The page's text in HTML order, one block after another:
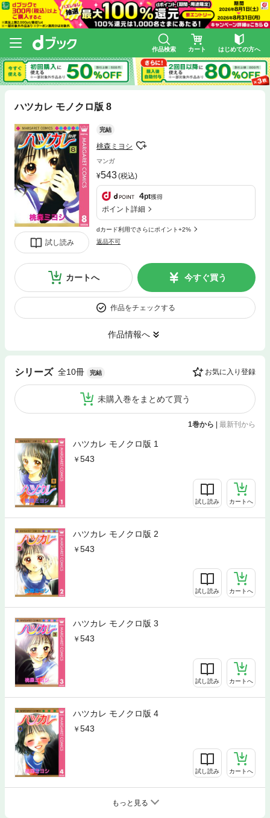
作品検索 カート はじめての方へ
ハツカレ モノクロ版 8
試し読み
完結
桃森ミヨシ
マンガ
543(税込)
4pt獲得
ポイント詳細
dカード利用でさらにポイント+2%
返品不可
カートへ 今すぐ買う
作品をチェックする
作品情報へ
シリーズ 全10冊 完結 お気に入り登録
未購入巻をまとめて買う
1巻から 最新刊から
ハツカレ モノクロ版 1
543
試し読み カートへ
ハツカレ モノクロ版 2
543
試し読み カートへ
ハツカレ モノクロ版 3
543
試し読み カートへ
ハツカレ モノクロ版 4
543
試し読み カートへ
もっと見る